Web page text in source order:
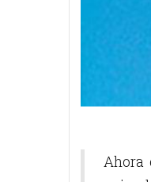
Ahora